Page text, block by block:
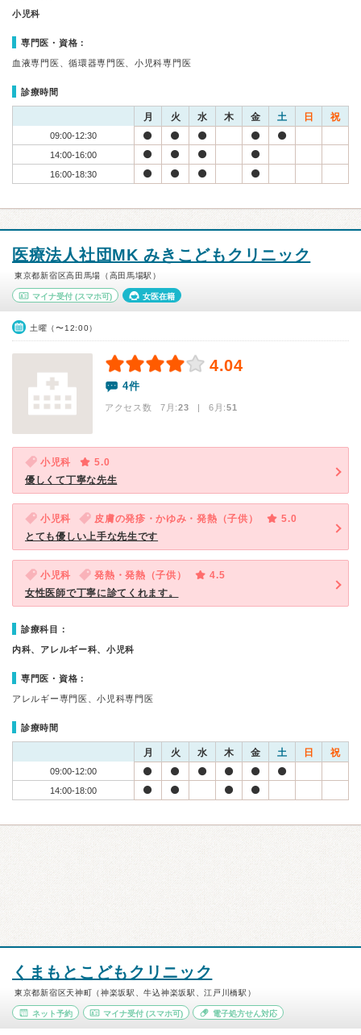
小児科
専門医・資格：
血液専門医、循環器専門医、小児科専門医
診療時間
月 火 水 木 金 土 日 祝
09:00-12:30
14:00-16:00
16:00-18:30
医療法人社団MK みきこどもクリニック
東京都新宿区高田馬場（高田馬場駅）
マイナ受付 (スマホ可) 女医在籍
土曜（〜12:00）
4.04
4件
アクセス数 7月:23 | 6月:51
小児科
5.0
優しくて丁寧な先生
小児科 皮膚の発疹・かゆみ・発熱（子供）
5.0
とても優しい上手な先生です
小児科 発熱・発熱（子供）
4.5
女性医師で丁寧に診てくれます。
診療科目：
内科、アレルギー科、小児科
専門医・資格：
アレルギー専門医、小児科専門医
診療時間
月 火 水 木 金 土 日 祝
09:00-12:00
14:00-18:00
くまもとこどもクリニック
東京都新宿区天神町（神楽坂駅、牛込神楽坂駅、江戸川橋駅）
ネット予約 マイナ受付(スマホ可) 電子処方せん対応